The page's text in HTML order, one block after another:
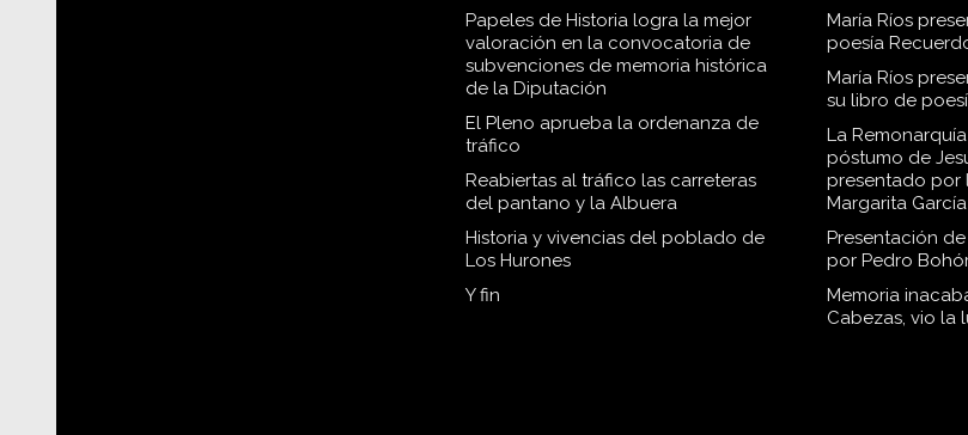
Papeles de Historia logra la mejor
valoración en la convocatoria de
subvenciones de memoria histórica
de la Diputación
El Pleno aprueba la ordenanza de
tráfico
Reabiertas al tráfico las carreteras
del pantano y la Albuera
Historia y vivencias del poblado de
Los Hurones
Y fin
María Ríos
poesía
María Ríos
su libro de
La
póstumo de
presentado por
Margarita
Presentación
por Pedro
Memoria
Cabezas, vio la